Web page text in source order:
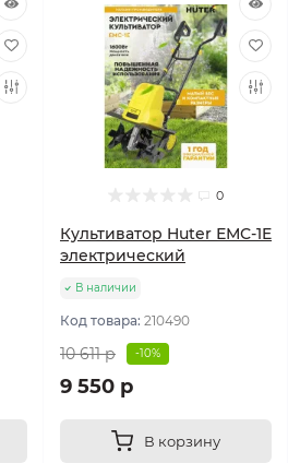
0
Культиватор Huter ЕМС-1E
электрический
В наличии
Код товара: 210490
10 611 р -10%
9 550 р
В корзину